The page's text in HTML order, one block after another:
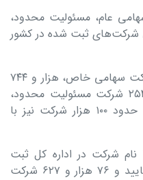
عام، مسئولیت محدود،
شرکت‌های ثبت شده در کشور
در حال حاضر ۷۹۵ هزار و ۳۶۷ شرکت سهامی خاص، هزار و ۷۴۴
شرکت سهامی عام، ۷۶۳ هزار و ۲۵۴ شرکت مسئولیت محدود،
۲۶۵ هزار و ۹۴۰ شرکت تعاونی و حدود ۱۰۰ هزار شرکت نیز با
سال ۱۴۰۲ تعداد ۳۰۶ هزار و ۲۵۷ نام شرکت در اداره کل ثبت
شرکت‌ها و موسسات غیر تجاری تایید و ۷۶ هزار و ۶۲۷ شرکت